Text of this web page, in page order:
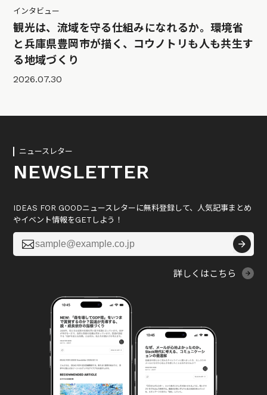
インタビュー
観光は、流域を守る仕組みになれるか。環境省
と兵庫県豊岡市が描く、コウノトリも人も共生す
る地域づくり
2026.07.30
ニュースレター
NEWSLETTER
IDEAS FOR GOODニュースレターに無料登録して、人気記事まとめ
やイベント情報をGETしよう！

詳しくはこちら